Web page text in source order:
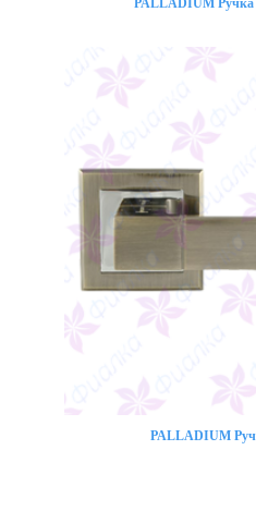
PALLADIUM Ручка
PALLADIUM